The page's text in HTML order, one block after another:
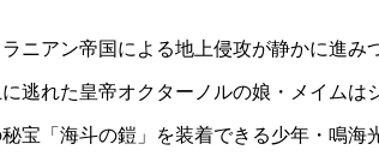
ニアン帝国による地上侵攻が静かに進み
逃れた皇帝オクターノルの娘・メイムは
宝「海斗の鎧」を装着できる少年・鳴海